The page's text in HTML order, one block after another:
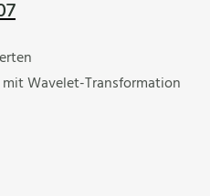
Wavelet-Transformation